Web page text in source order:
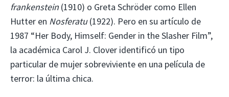
frankenstein (1910) o Greta Schröder como Ellen
Hutter en Nosferatu(1922). Pero en su artículo de
1987 “Her Body, Himself: Gender in the Slasher Film”,
la académica Carol J. Clover identificó un tipo
particular de mujer sobreviviente en una película de
terror: la última chica.